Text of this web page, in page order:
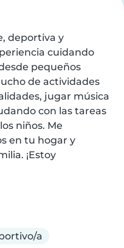
deportiva y
cuidando
pequeños
de actividades
jugar música
con las tareas
niños. Me
en tu hogar y
¡Estoy
a